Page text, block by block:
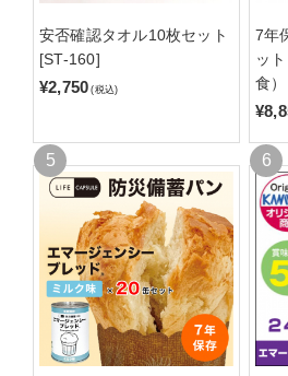
安否確認タオル10枚セット
[ST-160]
¥2,750 (税込)
7年
ッ
食）